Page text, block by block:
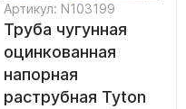
Артикул: N103199
Труба чугунная
оцинкованная
напорная
раструбная Tyton